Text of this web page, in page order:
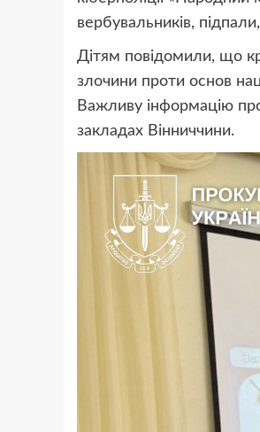
вербувальників,
Дітям повідомили, що
злочини проти основ
Важливу інформацію
закладах Вінниччини.